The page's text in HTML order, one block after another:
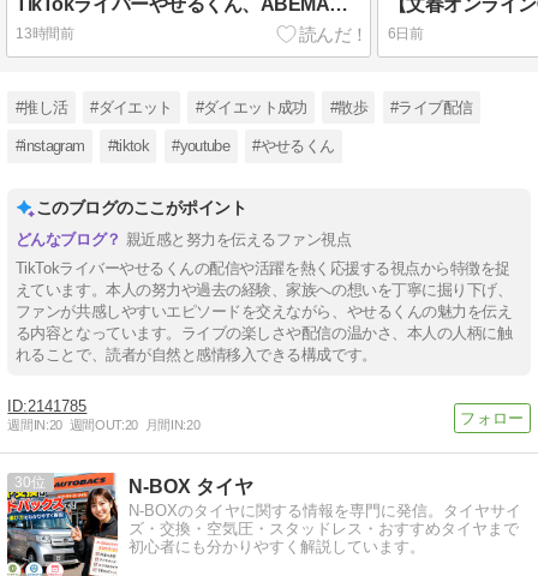
TikTokライバーやせるくん、ABEMA『ななにー』に出演！ファンとして夢が叶った瞬間
13時間前 6日前
#推し活 #ダイエット #ダイエット成功 #散歩 #ライブ配信
#instagram #tiktok #youtube #やせるくん
このブログのここがポイント
親近感と努力を伝えるファン視点
TikTokライバーやせるくんの配信や活躍を熱く応援する視点から特徴を捉
えています。本人の努力や過去の経験、家族への想いを丁寧に掘り下げ、
ファンが共感しやすいエピソードを交えながら、やせるくんの魅力を伝え
る内容となっています。ライブの楽しさや配信の温かさ、本人の人柄に触
れることで、読者が自然と感情移入できる構成です。
2141785
週間IN:20 週間OUT:20 月間IN:20
30 N-BOX タイヤ
N-BOXのタイヤに関する情報を専門に発信。タイヤサイ
ズ・交換・空気圧・スタッドレス・おすすめタイヤまで
初心者にも分かりやすく解説しています。